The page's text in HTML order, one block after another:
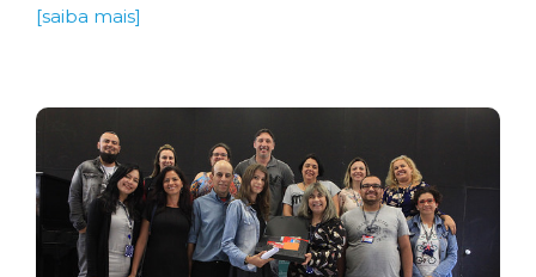
[saiba mais]